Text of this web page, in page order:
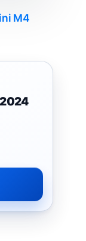
M4